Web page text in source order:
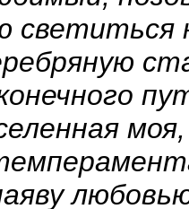
светиться
моя,